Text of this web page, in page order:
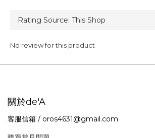
No review for this product
關於de'A
客服信箱 / oros4631@gmail.com